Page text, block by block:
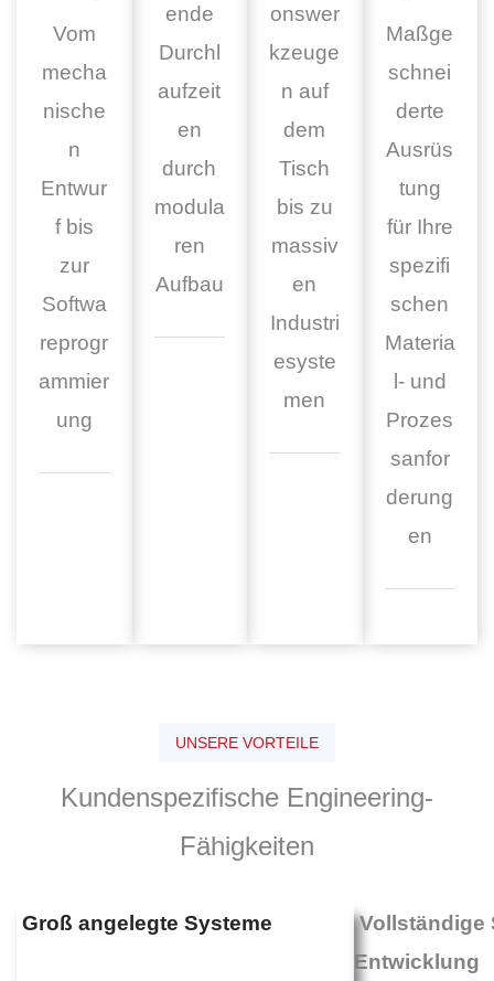
Vom
mecha
nische
n
Entwur
f bis
zur
Softwa
reprogr
ammier
ung
ende
Durchl
aufzeit
en
durch
modula
ren
Aufbau
onswer
kzeuge
n auf
dem
Tisch
bis zu
massiv
en
Industri
esyste
men
Maßge
schnei
derte
Ausrüs
tung
für Ihre
spezifi
schen
Materia
l- und
Prozes
sanfor
derung
en
UNSERE VORTEILE
Kundenspezifische Engineering-
Fähigkeiten
Groß angelegte Systeme
Vollständige
Entwicklung